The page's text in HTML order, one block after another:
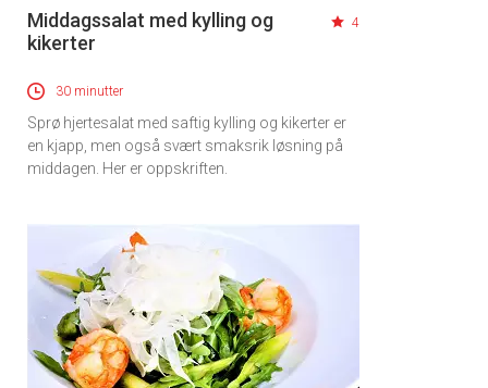
Middagssalat med kylling og
kikerter
4
30 minutter
Sprø hjertesalat med saftig kylling og kikerter er
en kjapp, men også svært smaksrik løsning på
middagen. Her er oppskriften.